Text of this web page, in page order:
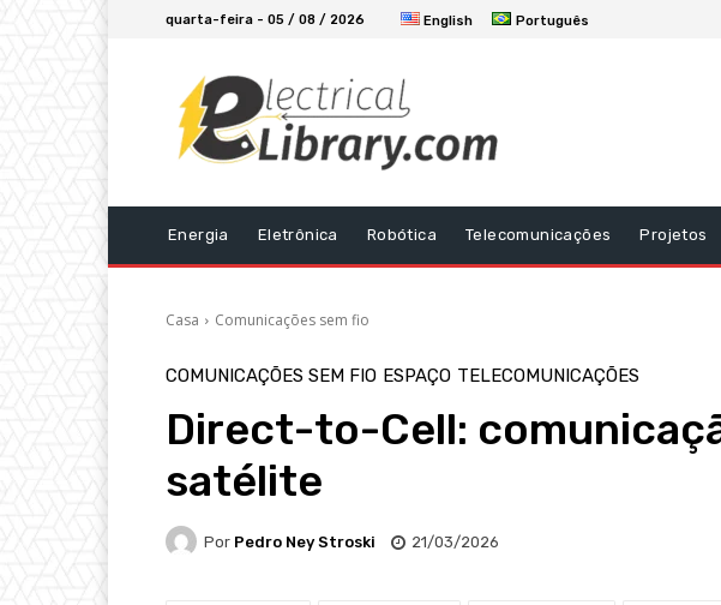
quarta-feira - 05 / 08 / 2026 English Português
Energia Eletrônica Robótica Telecomunicações Projetos
Casa Comunicações sem fio
COMUNICAÇÕES SEM FIO ESPAÇO TELECOMUNICAÇÕES
Direct-to-Cell:
satélite
Por Pedro Ney Stroski 21/03/2026